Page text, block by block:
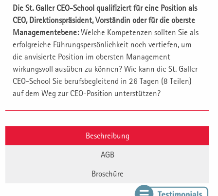
Die St. Galler CEO-School qualifiziert für eine Position als
CEO, Direktionspräsident, Vorständin oder für die oberste
Managementebene:Welche Kompetenzen sollten Sie als
erfolgreiche Führungspersönlichkeit noch vertiefen, um
die anvisierte Position im obersten Management
wirkungsvoll ausüben zu können? Wie kann die St. Galler
CEO-School Sie berufsbegleitend in 26 Tagen (8 Teilen)
auf dem Weg zur CEO-Position unterstützen?
Beschreibung
AGB
Broschüre